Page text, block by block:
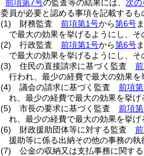
前項第7号の監査等の結果には、 次
委員が必要と認める事項を記載するも
(1)
財務監査 前項第1号から第6号
で最大の効果を挙げるようにし、
(2)
行政監査 前項第1号から第6号
で最大の効果を挙げるようにし、
(3)
住民の直接請求に基づく監査
行われ、最少の経費で最大の効果
(4)
議会の請求に基づく監査 前項
れ、最少の経費で最大の効果を挙
(5)
市長の要求に基づく監査 前項
れ、最少の経費で最大の効果を挙
(6)
財政援助団体等に対する監査
援助等に係る出納その他の事務の
(7)
公金の収納又は支払事務に関す